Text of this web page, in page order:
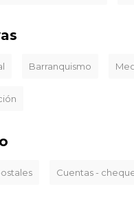
Barranquismo
Cuentas -